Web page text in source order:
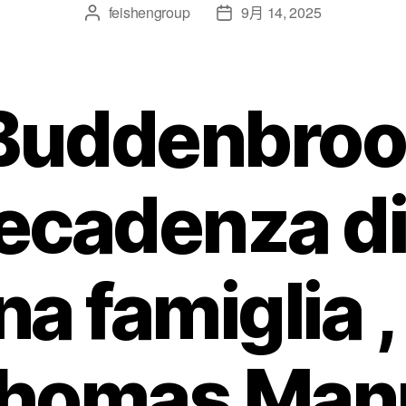
feishengroup 9月 14, 2025
di
famiglia ,